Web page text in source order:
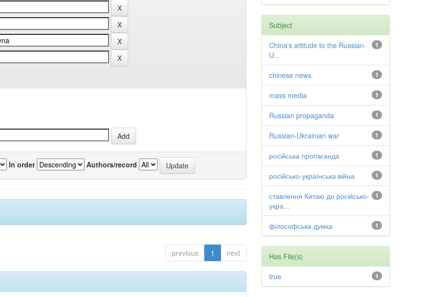
In order Authors/record
previous 1 next
Subject
1
China's attitude to the Russian-
U...
1
chinese news
1
mass media
1
Russian propaganda
1
Russian-Ukrainian war
1
російська пропаганда
1
російсько-українська війна
1
ставлення Китаю до російсько-
укра...
1
філософська думка
Has File(s)
1
true